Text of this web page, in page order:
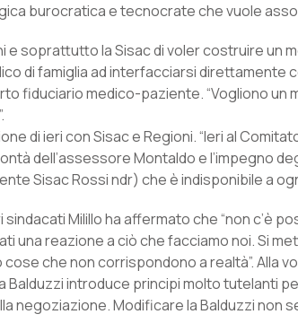
burocratica e tecnocrate che vuole
e soprattutto la Sisac di voler costruire un
di famiglia ad interfacciarsi
fiduciario medico-paziente. “Vogliono un
di ieri con Sisac e Regioni. “Ieri al
dell’assessore Montaldo e l’impegno
Sisac Rossi ndr) che è indisponibile a
Milillo ha affermato che “non c’è
una reazione a ciò che facciamo noi. Si
che non corrispondono a realtà”. Alla
Balduzzi introduce principi molto tutelanti
negoziazione. Modificare la Balduzzi non